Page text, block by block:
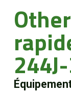
Pièces et